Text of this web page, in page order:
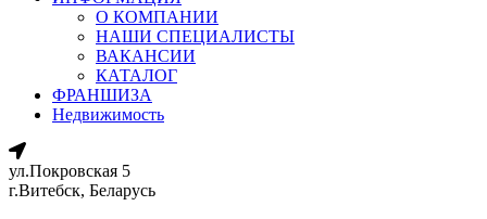
О КОМПАНИИ
НАШИ СПЕЦИАЛИСТЫ
ВАКАНСИИ
КАТАЛОГ
ФРАНШИЗА
Недвижимость
ул.Покровская 5
г.Витебск, Беларусь